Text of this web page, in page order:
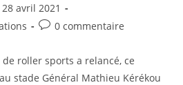
28 avril 2021
0 commentaire
roller sports a relancé, ce
stade Général Mathieu Kérékou